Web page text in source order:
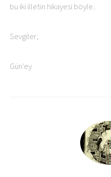
bu iki illetin hikayesi böyle..
Sevgiler;
Gün’ey